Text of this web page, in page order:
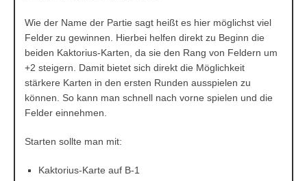
Wie der Name der Partie sagt heißt es hier möglichst viel
Felder zu gewinnen. Hierbei helfen direkt zu Beginn die
beiden Kaktorius-Karten, da sie den Rang von Feldern um
+2 steigern. Damit bietet sich direkt die Möglichkeit
stärkere Karten in den ersten Runden ausspielen zu
können. So kann man schnell nach vorne spielen und die
Felder einnehmen.
Starten sollte man mit:
Kaktorius-Karte auf B-1